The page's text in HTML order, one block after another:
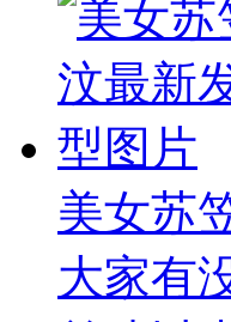
美女苏
大家有